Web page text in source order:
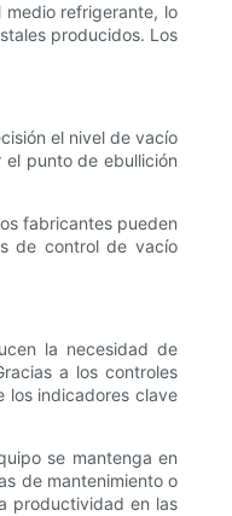
refrigerante, lo
producidos. Los
el nivel de vacío
punto de ebullición
fabricantes pueden
de control de vacío
la necesidad de
a los controles
los indicadores clave
se mantenga en
de mantenimiento o
productividad en las